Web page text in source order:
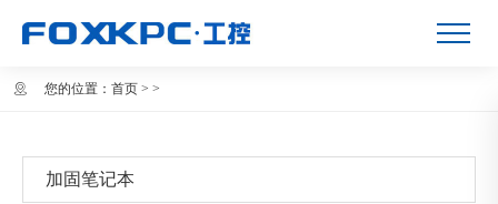
您的位置： 首页 > >
加固笔记本